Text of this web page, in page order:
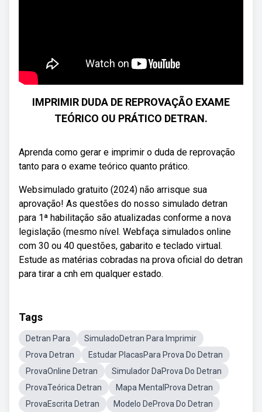
IMPRIMIR DUDA DE REPROVAÇÃO EXAME
TEÓRICO OU PRÁTICO DETRAN.
Aprenda como gerar e imprimir o duda de reprovação
tanto para o exame teórico quanto prático.
Websimulado gratuito (2024) não arrisque sua
aprovação! As questões do nosso simulado detran
para 1ª habilitação são atualizadas conforme a nova
legislação (mesmo nível. Webfaça simulados online
com 30 ou 40 questões, gabarito e teclado virtual.
Estude as matérias cobradas na prova oficial do detran
para tirar a cnh em qualquer estado.
Tags
Detran Para
SimuladoDetran Para Imprimir
Prova Detran
Estudar PlacasPara Prova Do Detran
ProvaOnline Detran
Simulador DaProva Do Detran
ProvaTeórica Detran
Mapa MentalProva Detran
ProvaEscrita Detran
Modelo DeProva Do Detran